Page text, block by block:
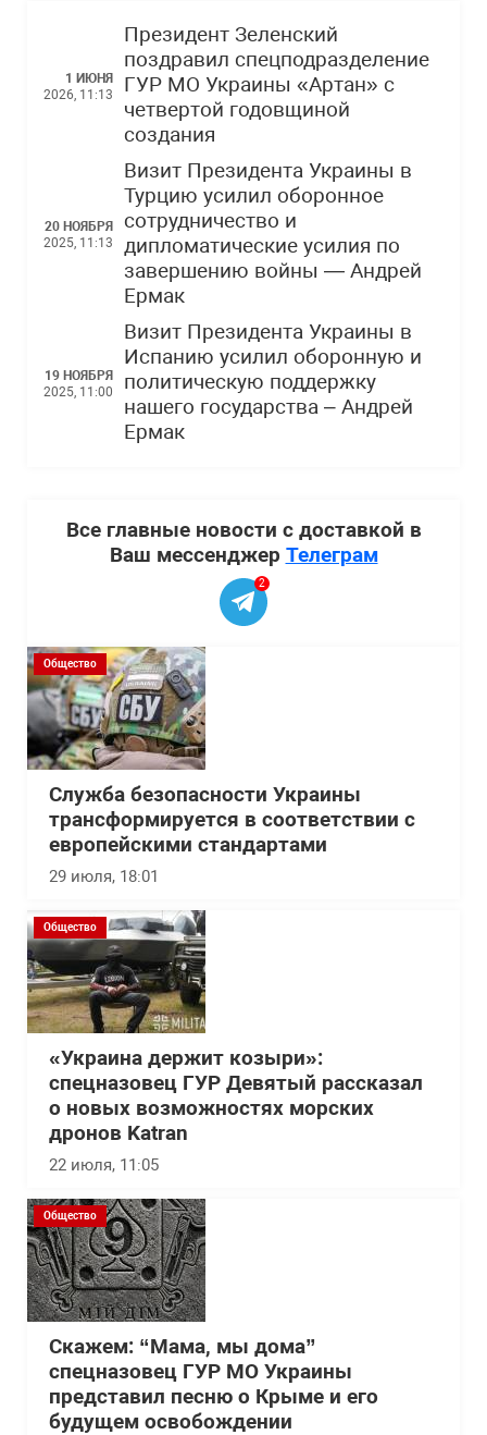
1 ИЮНЯ
2026, 11:13
Президент Зеленский
поздравил спецподразделение
ГУР МО Украины «Артан» с
четвертой годовщиной
создания
20 НОЯБРЯ
2025, 11:13
Визит Президента Украины в
Турцию усилил оборонное
сотрудничество и
дипломатические усилия по
завершению войны — Андрей
Ермак
19 НОЯБРЯ
2025, 11:00
Визит Президента Украины в
Испанию усилил оборонную и
политическую поддержку
нашего государства – Андрей
Ермак
Все главные новости с доставкой в
Ваш мессенджер Телеграм
2
Общество
Служба безопасности Украины
трансформируется в соответствии с
европейскими стандартами
29 июля, 18:01
Общество
«Украина держит козыри»:
спецназовец ГУР Девятый рассказал
о новых возможностях морских
дронов Katran
22 июля, 11:05
Общество
Скажем: “Мама, мы дома”
спецназовец ГУР МО Украины
представил песню о Крыме и его
будущем освобождении